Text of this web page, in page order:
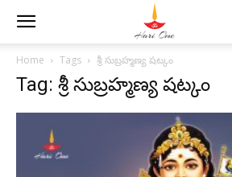
Home Tags శ్రీ సుబ్రహ్మణ్య షట్కం
Tag: శ్రీ సుబ్రహ్మణ్య షట్కం